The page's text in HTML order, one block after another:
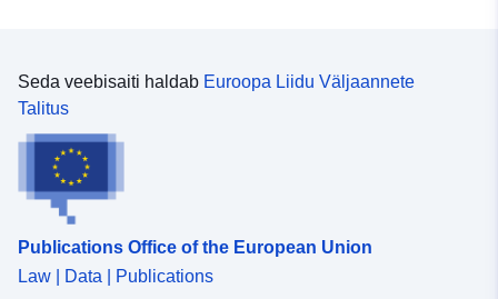
Seda veebisaiti haldab Euroopa Liidu Väljaannete
Talitus
Publications Office of the European Union
Law | Data | Publications